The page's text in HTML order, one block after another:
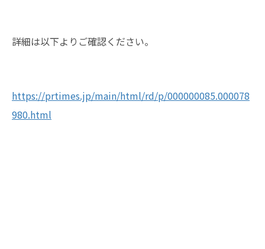
詳細は以下よりご確認ください。
https://prtimes.jp/main/html/rd/p/000000085.000078
980.html